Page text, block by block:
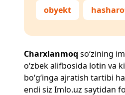
obyekt
Charxlanmoq so‘zining
o‘zbek alifbosida lotin va
bo‘g‘inga ajratish tartibi
endi siz Imlo.uz saytidan